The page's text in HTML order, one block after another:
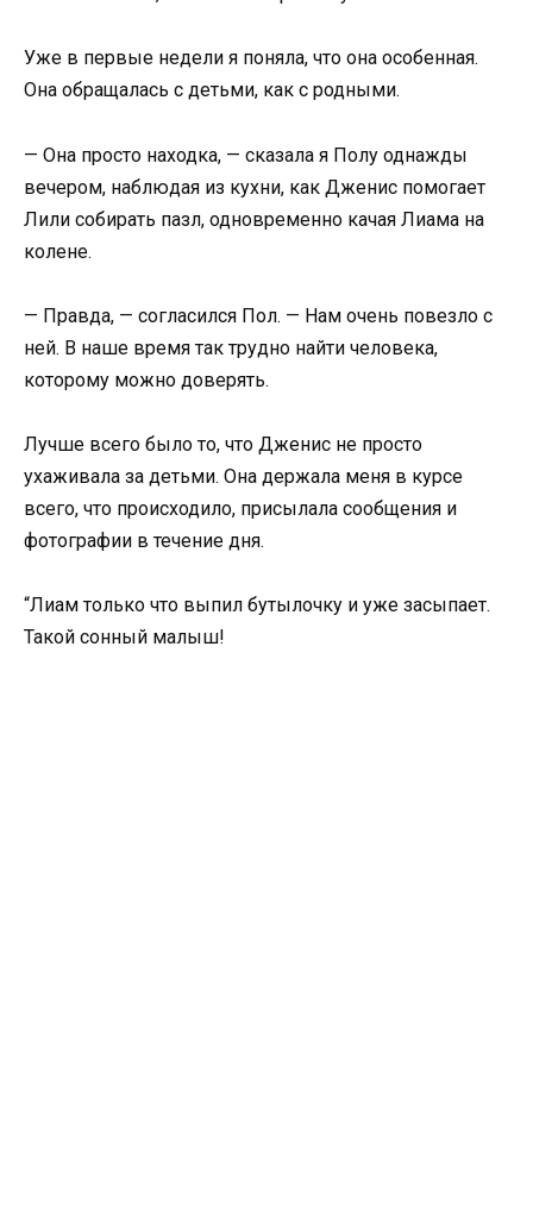
Уже в первые недели я поняла, что она особенная.
Она обращалась с детьми, как с родными.
— Она просто находка, — сказала я Полу однажды
вечером, наблюдая из кухни, как Дженис помогает
Лили собирать пазл, одновременно качая Лиама на
колене.
— Правда, — согласился Пол. — Нам очень повезло с
ней. В наше время так трудно найти человека,
которому можно доверять.
Лучше всего было то, что Дженис не просто
ухаживала за детьми. Она держала меня в курсе
всего, что происходило, присылала сообщения и
фотографии в течение дня.
“Лиам только что выпил бутылочку и уже засыпает.
Такой сонный малыш!